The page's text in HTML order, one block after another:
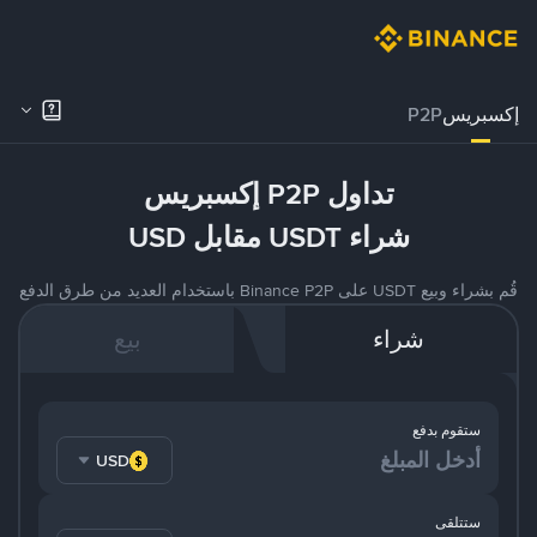
إكسبريسP2P
تداول P2P إكسبريس
شراء USDT مقابل USD
قُم بشراء وبيع USDT على Binance P2P باستخدام العديد من طرق الدفع
شراء بيع
ستقوم بدفع
USD
ستتلقى